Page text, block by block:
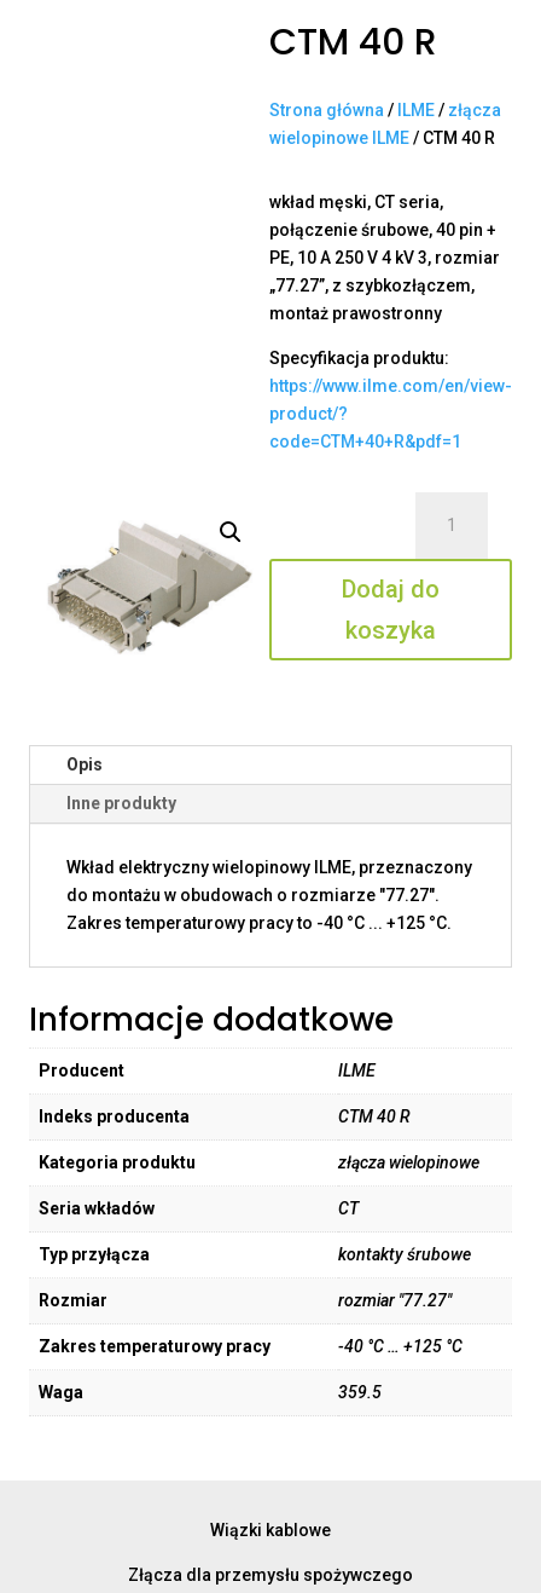
CTM 40 R
Strona główna / ILME/ złącza
wielopinowe ILME/ CTM 40 R
wkład męski, CT seria,
połączenie śrubowe, 40 pin +
PE, 10 A 250 V 4 kV 3, rozmiar
„77.27”, z szybkozłączem,
montaż prawostronny
Specyfikacja produktu:
https://www.ilme.com/en/view-
product/?
code=CTM+40+R&pdf=1
40
R
Dodaj do
koszyka
Opis
Inne produkty
Wkład elektryczny wielopinowy ILME, przeznaczony
do montażu w obudowach o rozmiarze "77.27".
Zakres temperaturowy pracy to -40 °C ... +125 °C.
Informacje dodatkowe
Producent ILME
Indeks producenta CTM 40 R
Kategoria produktu złącza wielopinowe
Seria wkładów CT
Typ przyłącza kontakty śrubowe
Rozmiar rozmiar "77.27"
Zakres temperaturowy pracy -40 °C … +125 °C
Waga 359.5
Wiązki kablowe
Złącza dla przemysłu spożywczego